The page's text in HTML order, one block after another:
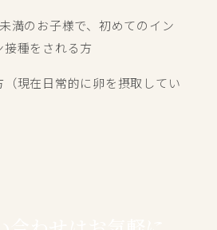
満のお子様で、初めてのイン
接種をされる方
（現在日常的に卵を摂取してい